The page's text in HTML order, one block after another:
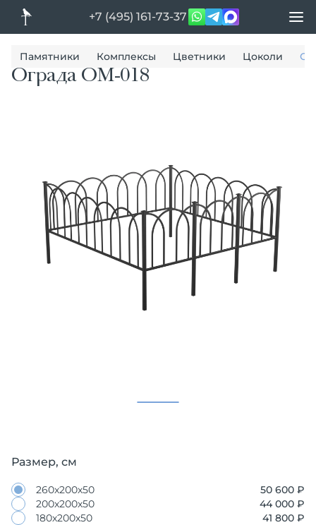
+7 (495) 161-73-37
Памятники Комплексы Цветники Цоколи
Ограда ОМ-018
Размер, см
260х200х50 50 600 ₽
200х200х50
44 000 ₽
180х200х50
41 800 ₽